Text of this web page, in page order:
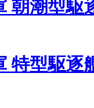
朝潮型駆
特型駆逐